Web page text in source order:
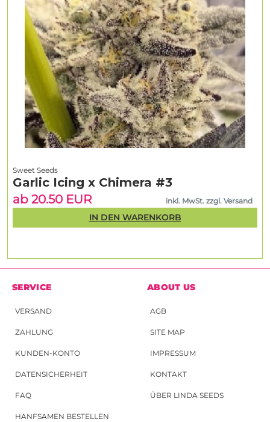
Sweet Seeds
Garlic Icing x Chimera #3
ab 20.50 EUR
inkl. MwSt. zzgl. Versand
IN DEN WARENKORB
SERVICE
VERSAND
ZAHLUNG
KUNDEN-KONTO
DATENSICHERHEIT
FAQ
HANFSAMEN BESTELLEN
ABOUT US
AGB
SITE MAP
IMPRESSUM
KONTAKT
ÜBER LINDA SEEDS